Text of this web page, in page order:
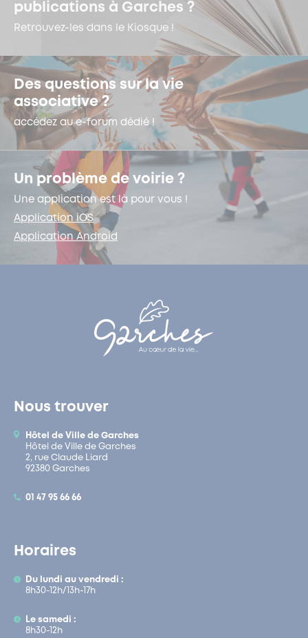
publications à Garches ?
Retrouvez-les dans le Kiosque !
Des questions sur la vie
associative ?
accédez au e-forum dédié !
Un problème de voirie ?
Une application est là pour vous !
Application iOS
Application Android
Nous trouver
Hôtel de Ville de Garches
Hôtel de Ville de Garches
2, rue Claude Liard
92380 Garches
01 47 95 66 66
Horaires
Du lundi au vendredi :
8h30-12h/13h-17h
Le samedi :
8h30-12h